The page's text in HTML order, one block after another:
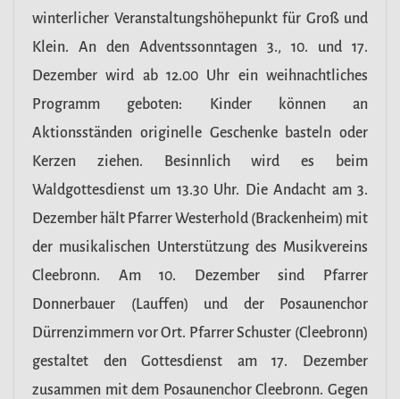
winterlicher Veranstaltungshöhepunkt für Groß und
Klein. An den Adventssonntagen 3., 10. und 17.
Dezember wird ab 12.00 Uhr ein weihnachtliches
Programm geboten: Kinder können an
Aktionsständen originelle Geschenke basteln oder
Kerzen ziehen. Besinnlich wird es beim
Waldgottesdienst um 13.30 Uhr. Die Andacht am 3.
Dezember hält Pfarrer Westerhold (Brackenheim) mit
der musikalischen Unterstützung des Musikvereins
Cleebronn. Am 10. Dezember sind Pfarrer
Donnerbauer (Lauffen) und der Posaunenchor
Dürrenzimmern vor Ort. Pfarrer Schuster (Cleebronn)
gestaltet den Gottesdienst am 17. Dezember
zusammen mit dem Posaunenchor Cleebronn. Gegen